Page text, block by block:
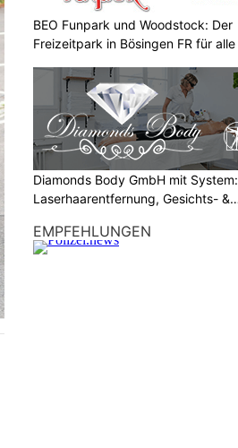
BEO Funpark und Woodstock: Der
Freizeitpark in Bösingen FR für alle
Diamonds Body GmbH mit System:
Laserhaarentfernung, Gesichts- &
EMPFEHLUNGEN